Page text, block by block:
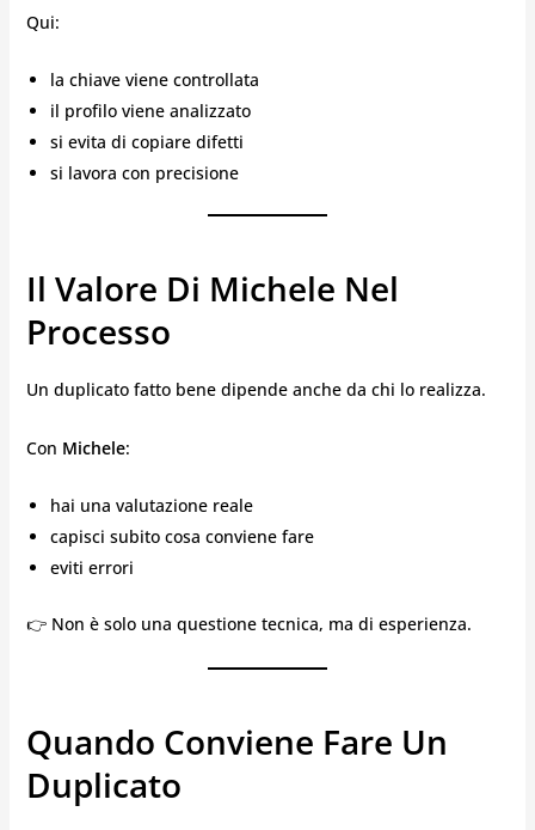
Qui:
la chiave viene controllata
il profilo viene analizzato
si evita di copiare difetti
si lavora con precisione
Il Valore Di Michele Nel
Processo
Un duplicato fatto bene dipende anche da chi lo realizza.
Con Michele:
hai una valutazione reale
capisci subito cosa conviene fare
eviti errori
👉 Non è solo una questione tecnica, ma di esperienza.
Quando Conviene Fare Un
Duplicato